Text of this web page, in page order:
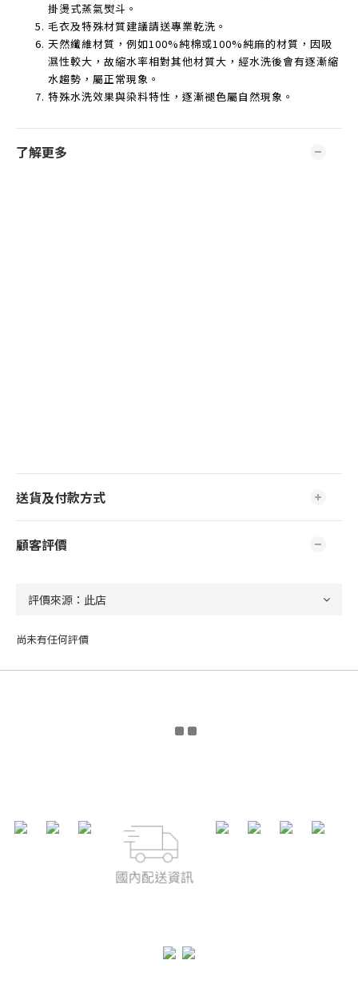
掛燙式蒸氣熨斗。
毛衣及特殊材質建議請送專業乾洗。
天然纖維材質，例如100%純棉或100%純麻的材質，因吸
濕性較大，故縮水率相對其他材質大，經水洗後會有逐漸縮
水趨勢，屬正常現象。
特殊水洗效果與染料特性，逐漸褪色屬自然現象。
了解更多
送貨及付款方式
顧客評價
尚未有任何評價